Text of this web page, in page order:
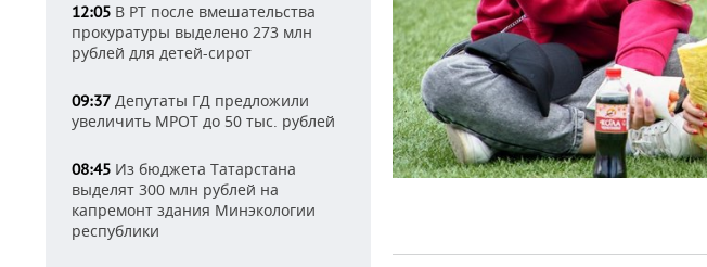
12:05 В РТ после вмешательства
прокуратуры выделено 273 млн
рублей для детей-сирот
09:37 Депутаты ГД предложили
увеличить МРОТ до 50 тыс. рублей
08:45 Из бюджета Татарстана
выделят 300 млн рублей на
капремонт здания Минэкологии
республики